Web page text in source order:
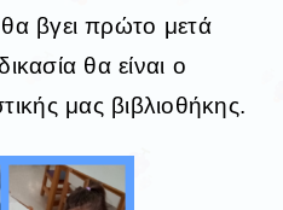
βγει πρώτο μετά
θα είναι ο
μας βιβλιοθήκης.